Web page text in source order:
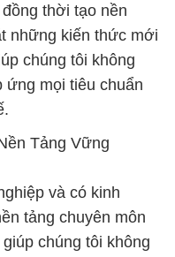
thời tạo nền
những kiến thức mới
chúng tôi không
ứng mọi tiêu chuẩn
Tảng Vững
và có kinh
tảng chuyên môn
chúng tôi không